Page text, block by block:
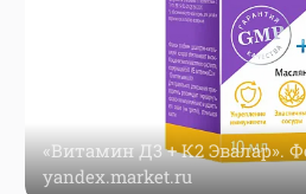
«Витамин Д3 + К2 Эвалар».
yandex.market.ru